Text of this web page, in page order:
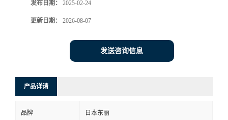
发布日期： 2025-02-24
更新日期： 2026-08-07
发送咨询信息
产品详请
品牌 日本东丽